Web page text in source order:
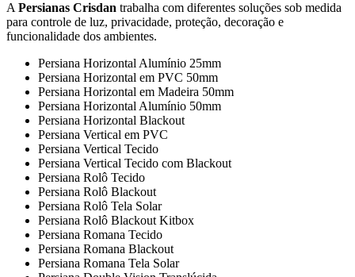
A Persianas Crisdan trabalha com diferentes soluções sob medida
para controle de luz, privacidade, proteção, decoração e
funcionalidade dos ambientes.
Persiana Horizontal Alumínio 25mm
Persiana Horizontal em PVC 50mm
Persiana Horizontal em Madeira 50mm
Persiana Horizontal Alumínio 50mm
Persiana Horizontal Blackout
Persiana Vertical em PVC
Persiana Vertical Tecido
Persiana Vertical Tecido com Blackout
Persiana Rolô Tecido
Persiana Rolô Blackout
Persiana Rolô Tela Solar
Persiana Rolô Blackout Kitbox
Persiana Romana Tecido
Persiana Romana Blackout
Persiana Romana Tela Solar